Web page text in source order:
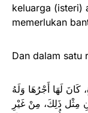
keluarga (isteri)
memerlukan
Dan dalam satu
كَانَ لَهَا أَجْرُهَا وَلَهُ
مِثْل ذَلِكَ، مِنْ غَيْرِ